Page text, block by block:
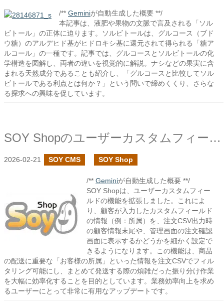
/** Geminiが自動生成した概要 **/
本記事は、液肥や果物の文脈で言及される「ソル
ビトール」の正体に迫ります。ソルビトールは、グルコース（ブド
ウ糖）のアルデヒド基がヒドロキシ基に還元されて得られる「糖ア
ルコール」の一種です。記事では、グルコースとソルビトールの化
学構造を図解し、両者の違いを視覚的に解説。ナシなどの果実に含
まれる天然成分であることも紹介し、「グルコースと比較してソル
ビトールである利点とは何か？」という問いで締めくくり、さらな
る探求への興味を促しています。
SOY Shopのユーザーカスタムフィールドで注文CSVの設定を追加しました
2026-02-21 SOY CMS SOY Shop
/** Geminiが自動生成した概要 **/
SOY Shopは、ユーザーカスタムフィー
ルドの機能を拡張しました。これによ
り、顧客が入力したカスタムフィールド
の情報（例：所属）を、注文CSV出力時
の顧客情報末尾や、管理画面の注文確認
画面に表示するかどうかを細かく設定で
きるようになります。この機能は、商品
の配送に重要な「お客様の所属」といった情報を注文CSVでフィル
タリング可能にし、まとめて発送する際の煩雑だった振り分け作業
を大幅に効率化することを目的としています。業務効率向上を求め
るユーザーにとって非常に有用なアップデートです。